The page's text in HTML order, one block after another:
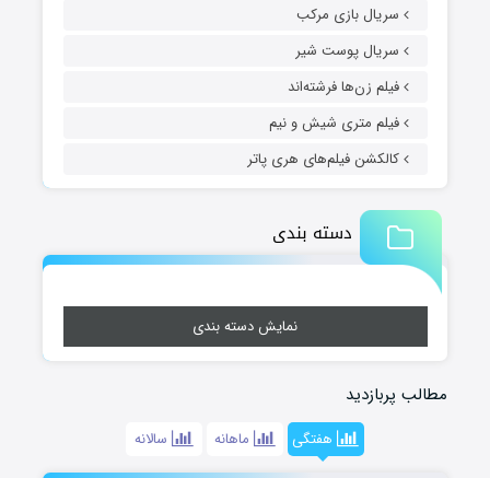
سریال بازی مرکب
سریال پوست شیر
فیلم زن‌ها فرشته‌اند
فیلم متری شیش و نیم
کالکشن فیلم‌های هری پاتر
دسته بندی
نمایش دسته بندی
مطالب پربازدید
هفتگی ماهانه سالانه